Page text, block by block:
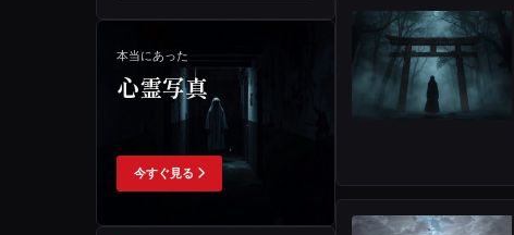
本当にあった
心霊写真
今すぐ見る